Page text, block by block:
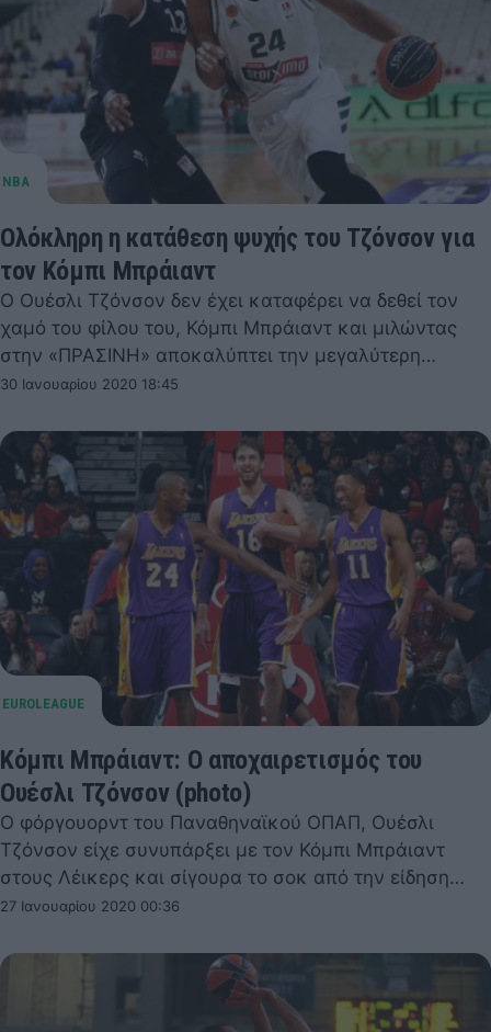
Ολόκληρη η κατάθεση ψυχής του Τζόνσον για
τον Κόμπι Μπράιαντ
Ο Ουέσλι Τζόνσον δεν έχει καταφέρει να δεθεί τον
χαμό του φίλου του, Κόμπι Μπράιαντ και μιλώντας
στην «ΠΡΑΣΙΝΗ» αποκαλύπτει την μεγαλύτερη…
30 Ιανουαρίου 2020 18:45
Κόμπι Μπράιαντ: Ο αποχαιρετισμός του
Ουέσλι Τζόνσον (photo)
Ο φόργουορντ του Παναθηναϊκού ΟΠΑΠ, Ουέσλι
Τζόνσον είχε συνυπάρξει με τον Κόμπι Μπράιαντ
στους Λέικερς και σίγουρα το σοκ από την είδηση…
27 Ιανουαρίου 2020 00:36